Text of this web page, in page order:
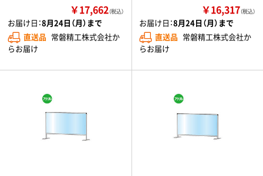
￥17,662（税込）
お届け日：8月24日（月）まで
直送品 常磐精工株式会社か
らお届け
￥16,317（税込）
お届け日：8月24日（月）まで
直送品 常磐精工株式会社か
らお届け